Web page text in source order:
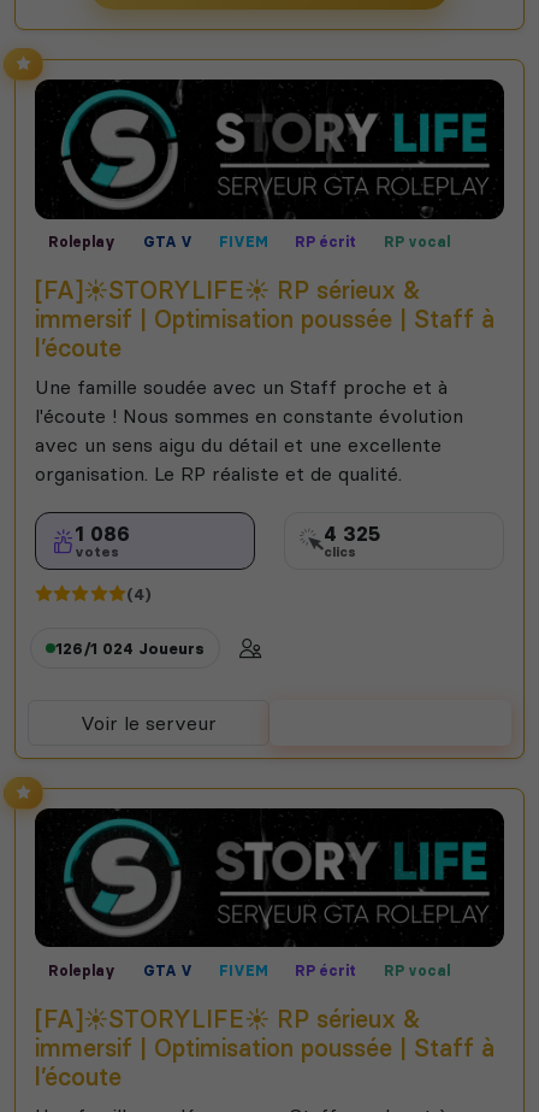
Roleplay GTA V FIVEM RP écrit RP vocal
[FA]☀️STORYLIFE☀️ RP sérieux &
immersif | Optimisation poussée | Staff à
l’écoute
Une famille soudée avec un Staff proche et à
l'écoute ! Nous sommes en constante évolution
avec un sens aigu du détail et une excellente
organisation. Le RP réaliste et de qualité.
1 086
votes
4 325
clics
(4)
126/1 024 Joueurs
Voir le serveur
Roleplay GTA V FIVEM RP écrit RP vocal
[FA]☀️STORYLIFE☀️ RP sérieux &
immersif | Optimisation poussée | Staff à
l’écoute